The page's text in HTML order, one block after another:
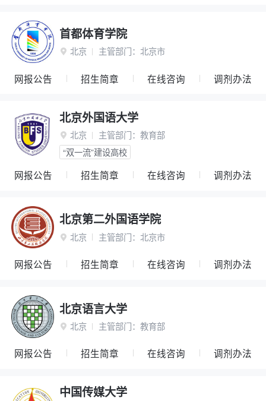
首都体育学院
 北京 主管部门： 北京市
网报公告 招生简章 在线咨询 调剂办法
北京外国语大学
 北京 主管部门： 教育部
“双一流”建设高校
网报公告 招生简章 在线咨询 调剂办法
北京第二外国语学院
 北京 主管部门： 北京市
网报公告 招生简章 在线咨询 调剂办法
北京语言大学
 北京 主管部门： 教育部
网报公告 招生简章 在线咨询 调剂办法
中国传媒大学